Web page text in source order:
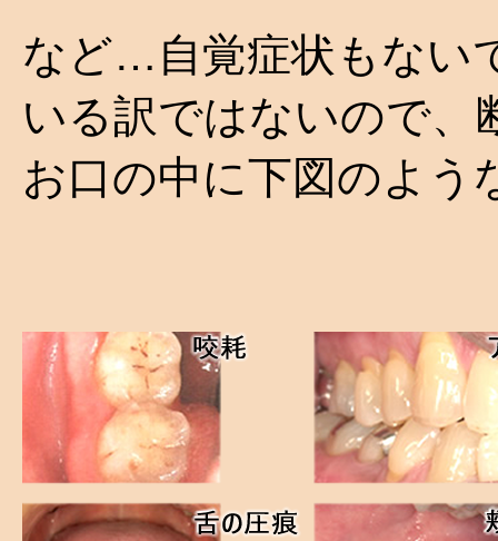
など…自覚症状もない
いる訳ではないので
お口の中に下図のよう